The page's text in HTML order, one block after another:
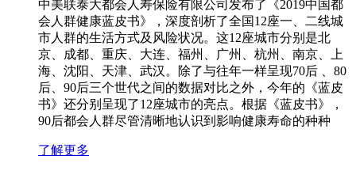
中美联泰大都会人寿保险有限公司发布了《2019中国都
会人群健康蓝皮书》，深度剖析了全国12座一、二线城
市人群的生活方式及风险状况。这12座城市分别是北
京、成都、重庆、大连、福州、广州、杭州、南京、上
海、沈阳、天津、武汉。除了与往年一样呈现70后 、80
后、90后三个世代之间的数据对比之外，今年的《蓝皮
书》还分别呈现了12座城市的亮点。根据《蓝皮书》，
90后都会人群尽管清晰地认识到影响健康寿命的种种
了解更多